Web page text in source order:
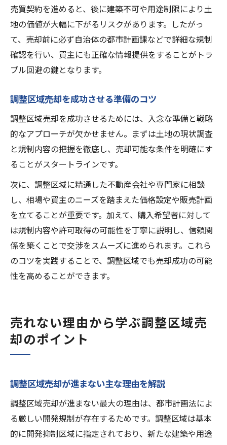
売買契約を進めると、後に建築不可や用途制限により土
地の価値が大幅に下がるリスクがあります。したがっ
て、売却前に必ず自治体の都市計画課などで詳細な規制
確認を行い、買主にも正確な情報提供をすることがトラ
ブル回避の鍵となります。
調整区域売却を成功させる準備のコツ
調整区域売却を成功させるためには、入念な準備と戦略
的なアプローチが欠かせません。まずは土地の現状調査
と規制内容の把握を徹底し、売却可能な条件を明確にす
ることがスタートラインです。
次に、調整区域に精通した不動産会社や専門家に相談
し、相場や買主のニーズを踏まえた価格設定や販売計画
を立てることが重要です。加えて、購入希望者に対して
は規制内容や許可取得の可能性を丁寧に説明し、信頼関
係を築くことで交渉をスムーズに進められます。これら
のコツを実践することで、調整区域でも売却成功の可能
性を高めることができます。
売れない理由から学ぶ調整区域売
却のポイント
調整区域売却が進まない主な理由を解説
調整区域売却が進まない最大の理由は、都市計画法によ
る厳しい開発規制が存在するためです。調整区域は基本
的に開発抑制区域に指定されており、新たな建築や用途